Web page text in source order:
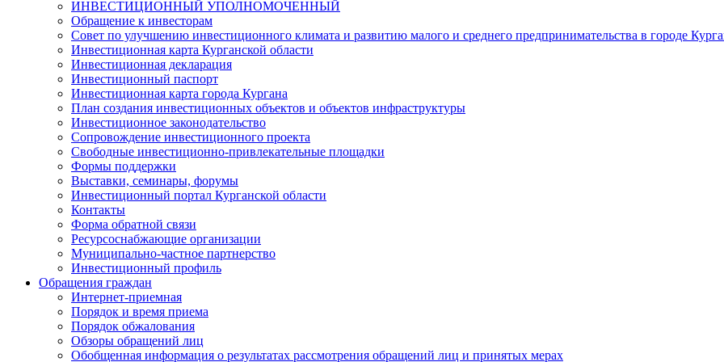
ИНВЕСТИЦИОННЫЙ УПОЛНОМОЧЕННЫЙ
Обращение к инвесторам
Совет по улучшению инвестиционного климата и развитию малого и среднего предпринимательства в городе
Инвестиционная карта Курганской области
Инвестиционная декларация
Инвестиционный паспорт
Инвестиционная карта города Кургана
План создания инвестиционных объектов и объектов инфраструктуры
Инвестиционное законодательство
Сопровождение инвестиционного проекта
Свободные инвестиционно-привлекательные площадки
Формы поддержки
Выставки, семинары, форумы
Инвестиционный портал Курганской области
Контакты
Форма обратной связи
Ресурсоснабжающие организации
Муниципально-частное партнерство
Инвестиционный профиль
Обращения граждан
Интернет-приемная
Порядок и время приема
Порядок обжалования
Обзоры обращений лиц
Обобщенная информация о результатах рассмотрения обращений лиц и принятых мерах